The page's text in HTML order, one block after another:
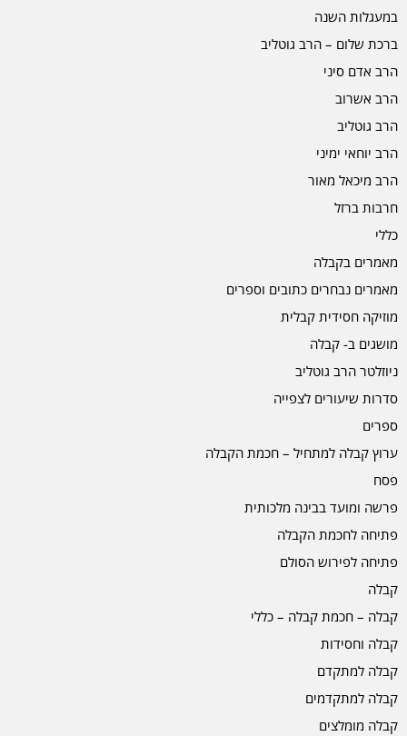
במעגלות השנה
ברכת שלום – הרב גוטליב
הרב אדם סיני
הרב אשרוב
הרב גוטליב
הרב יוחאי ימיני
הרב מיכאל מאור
חרבות ברזל
כללי
מאמרים בקבלה
מאמרים נבחרים כתובים וספרים
מוזיקה חסידית קבלית
מושגים ב- קבלה
ניוזלטר הרב גוטליב
סדרות שיעורים לצפייה
ספרים
ערוץ קבלה למתחיל – חכמת הקבלה
פסח
פרשה ומועד בבינה מלכותית
פתיחה לחכמת הקבלה
פתיחה לפירוש הסולם
קבלה
קבלה – חכמת קבלה – כללי
קבלה וחסידות
קבלה למתקדם
קבלה למתקדמים
קבלה מומלצים